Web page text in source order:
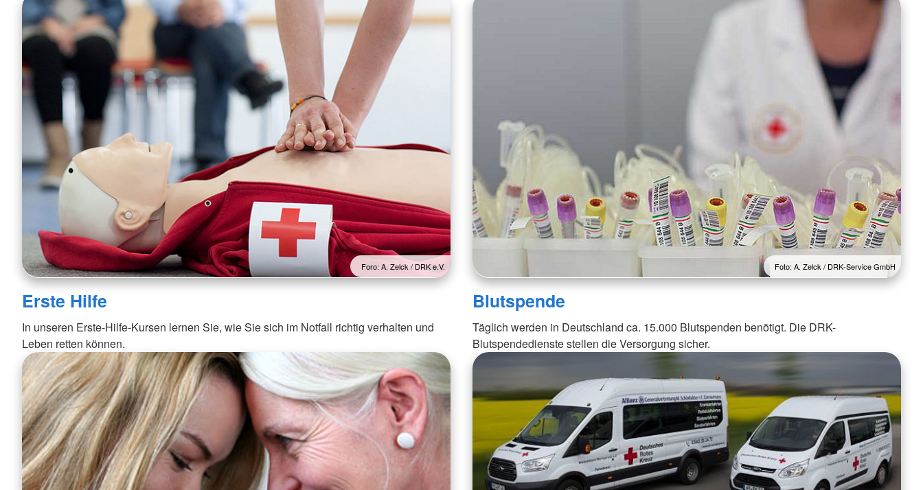
Foro: A. Zelck / DRK e.V.
Erste Hilfe
In unseren Erste-Hilfe-Kursen lernen Sie, wie Sie sich im Notfall richtig verhalten und
Leben retten können.
Foto: A. Zelck / DRK-Service GmbH
Blutspende
Täglich werden in Deutschland ca. 15.000 Blutspenden benötigt. Die DRK-
Blutspendedienste stellen die Versorgung sicher.